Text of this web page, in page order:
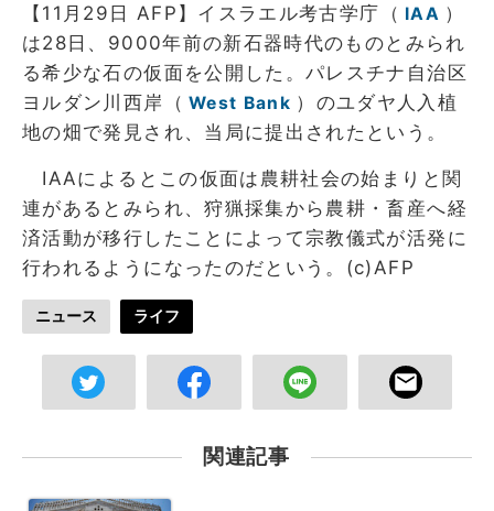
【11月29日 AFP】イスラエル考古学庁（ IAA ）
は28日、9000年前の新石器時代のものとみられ
る希少な石の仮面を公開した。パレスチナ自治区
ヨルダン川西岸（ West Bank ）のユダヤ人入植
地の畑で発見され、当局に提出されたという。
IAAによるとこの仮面は農耕社会の始まりと関
連があるとみられ、狩猟採集から農耕・畜産へ経
済活動が移行したことによって宗教儀式が活発に
行われるようになったのだという。(c)AFP
ニュース ライフ
関連記事